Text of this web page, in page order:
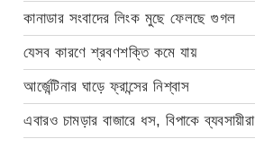
কানাডার সংবাদের লিংক মুছে ফেলছে গুগল
যেসব কারণে শ্রবণশক্তি কমে যায়
আর্জেন্টিনার ঘাড়ে ফ্রান্সের নিশ্বাস
এবারও চামড়ার বাজারে ধস, বিপাকে ব্যবসায়ীরা